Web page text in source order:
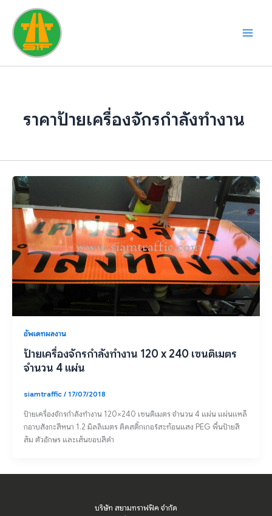
content
ราคาป้ายเครื่องจักรกำลังทำงาน
อัพเดทผลงาน
ป้ายเครื่องจักรกำลังทำงาน 120 x 240 เซนติเมตร
จำนวน 4 แผ่น
siamtraffic/ 17/07/2018
ป้ายเครื่องจักรกำลังทำงาน 120×240 เซนติเมตร จำนวน 4 แผ่น แผ่นเเหล็
กอาบสังกะสีหนา 1.2 มิลลิเมตร ติดสติ๊กเกอร์สะท้อนแสง PEG พื้นป้ายสี
ส้ม ตัวอักษร และเส้นขอบสีดำ
บริษัท สยามทราฟฟิค จำกัด